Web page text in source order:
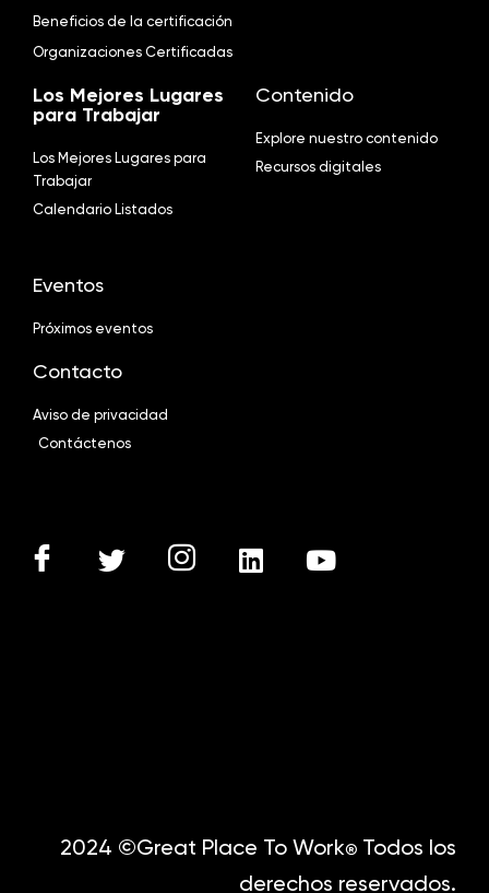
Beneficios de la certificación
Organizaciones Certificadas
Los Mejores Lugares
para Trabajar
Los Mejores Lugares para
Trabajar
Calendario Listados
Contenido
Explore nuestro contenido
Recursos digitales
Eventos
Próximos eventos
Contacto
Aviso de privacidad
Contáctenos
2024 ©Great Place To Work® Todos los
derechos reservados.